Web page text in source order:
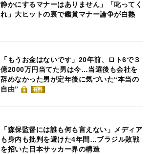
静かにするマナーはありません」「叱ってく
れ」大ヒットの裏で鑑賞マナー論争が白熱
「もうお金はないです」20年前、ロト6で３
億2000万円当てた男は今…当選後も会社を
辞めなかった男が定年後に気づいた“本当の
自由”
有料
「森保監督には誰も何も言えない」メディア
も身内も批判を避けた4年間…ブラジル敗戦
を招いた日本サッカー界の構造